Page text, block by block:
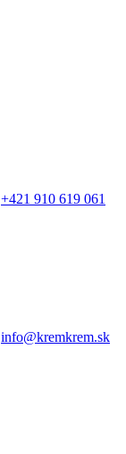
+421 910 619 061
info@kremkrem.sk